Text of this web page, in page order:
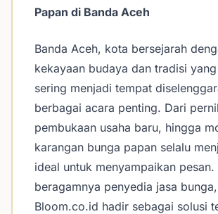
Papan di Banda Aceh
Banda Aceh, kota bersejarah
kekayaan budaya dan tradisi
sering menjadi tempat
berbagai acara penting. Dari
pembukaan usaha baru, hingga
karangan bunga papan selalu
ideal untuk menyampaikan
beragamnya penyedia jasa bunga,
Bloom.co.id hadir sebagai solusi